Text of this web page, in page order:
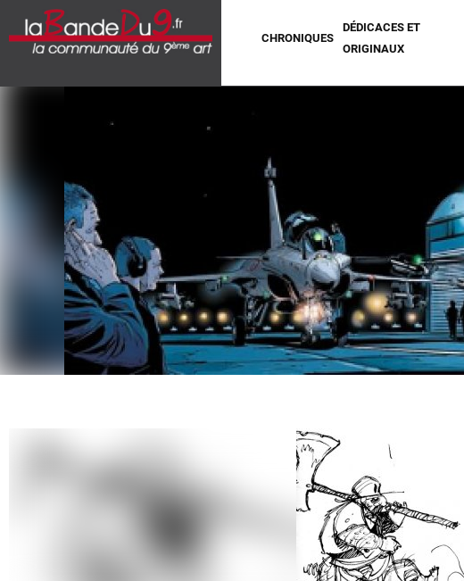
CHRONIQUES
DÉDICACES ET
ORIGINAUX